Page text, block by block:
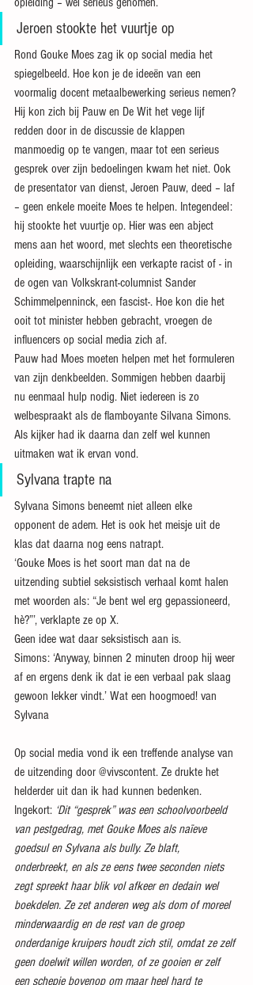
Jeroen stookte het vuurtje op
Rond Gouke Moes zag ik op social media het
spiegelbeeld. Hoe kon je de ideeën van een
voormalig docent metaalbewerking serieus nemen?
Hij kon zich bij Pauw en De Wit het vege lijf
redden door in de discussie de klappen
manmoedig op te vangen, maar tot een serieus
gesprek over zijn bedoelingen kwam het niet. Ook
de presentator van dienst, Jeroen Pauw, deed – laf
– geen enkele moeite Moes te helpen. Integendeel:
hij stookte het vuurtje op. Hier was een abject
mens aan het woord, met slechts een theoretische
opleiding, waarschijnlijk een verkapte racist of - in
de ogen van Volkskrant-columnist Sander
Schimmelpenninck, een fascist-. Hoe kon die het
ooit tot minister hebben gebracht, vroegen de
influencers op social media zich af.
Pauw had Moes moeten helpen met het formuleren
van zijn denkbeelden. Sommigen hebben daarbij
nu eenmaal hulp nodig. Niet iedereen is zo
welbespraakt als de flamboyante Silvana Simons.
Als kijker had ik daarna dan zelf wel kunnen
uitmaken wat ik ervan vond.
Sylvana trapte na
Sylvana Simons beneemt niet alleen elke
opponent de adem. Het is ook het meisje uit de
klas dat daarna nog eens natrapt.
‘Gouke Moes is het soort man dat na de
uitzending subtiel seksistisch verhaal komt halen
met woorden als: “Je bent wel erg gepassioneerd,
hè?”’, verklapte ze op X.
Geen idee wat daar seksistisch aan is.
Simons: ‘Anyway, binnen 2 minuten droop hij weer
af en ergens denk ik dat ie een verbaal pak slaag
gewoon lekker vindt.’ Wat een hoogmoed! van
Sylvana
Op social media vond ik een treffende analyse van
de uitzending door @vivscontent. Ze drukte het
helderder uit dan ik had kunnen bedenken.
Ingekort: ‘Dit “gesprek” was een schoolvoorbeeld
van pestgedrag, met Gouke Moes als naïeve
goedsul en Sylvana als bully. Ze blaft,
onderbreekt, en als ze eens twee seconden niets
zegt spreekt haar blik vol afkeer en dedain wel
boekdelen. Ze zet anderen weg als dom of moreel
minderwaardig en de rest van de groep
onderdanige kruipers houdt zich stil, omdat ze zelf
geen doelwit willen worden, of ze gooien er zelf
een schepje bovenop om maar heel hard te